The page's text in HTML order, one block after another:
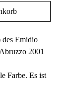
des Emidio
2001
Farbe. Es ist